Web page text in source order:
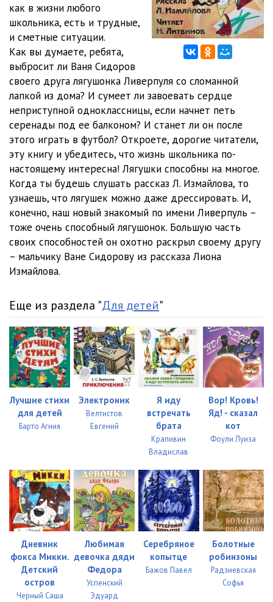
09 04:07
10 04:48
11
как в жизни любого
школьника, есть и трудные,
и сметные ситуации.
Как вы думаете, ребята,
выбросит ли Ваня Сидоров
своего друга лягушонка Ливерпуля со сломанной
лапкой из дома? И сумеет ли завоевать сердце
неприступной одноклассницы, если начнет петь
серенады под ее балконом? И станет ли он после
этого играть в футбол? Откроете, дорогие читатели,
эту книгу и убедитесь, что жизнь школьника по-
настоящему интересна! Лягушки способны на многое.
Когда ты будешь слушать рассказ Л. Измайлова, то
узнаешь, что лягушек можно даже дрессировать. И,
конечно, наш новый знакомый по имени Ливерпуль –
тоже очень способный лягушонок. Большую часть
своих способностей он охотно раскрыл своему другу
– мальчику Ване Сидорову из рассказа Лиона
Измайлова.
Еще из раздела "Для детей"
Лучшие стихи
для детей
Барто Агния
Электроник
Велтистов
Евгений
Я иду
встречать
брата
Крапивин
Владислав
Вор! Кровь!
Яд! - сказал
кот
Фоули Луиза
Дневник
фокса Микки.
Детский
остров
Черный Саша
Любимая
девочка дяди
Федора
Успенский
Эдуард
Серебряное
копытце
Бажов Павел
Болотные
робинзоны
Радзиевская
Софья